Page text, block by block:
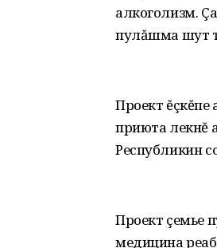
алкоголизм.
пулăшма шут
Проект
приюта лекнĕ
Республикин
Проект çемье
медицина